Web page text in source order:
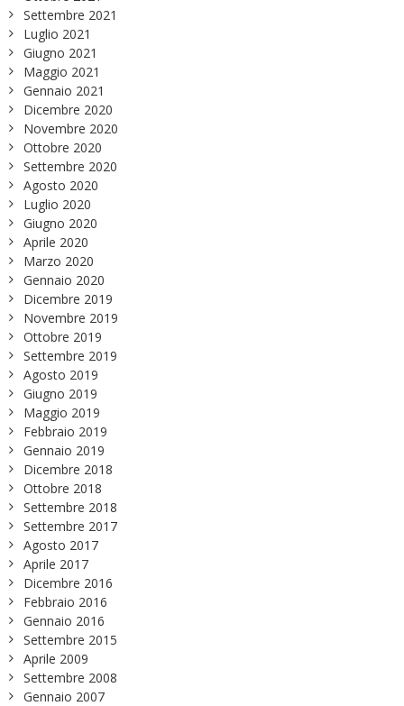
Settembre 2021
Luglio 2021
Giugno 2021
Maggio 2021
Gennaio 2021
Dicembre 2020
Novembre 2020
Ottobre 2020
Settembre 2020
Agosto 2020
Luglio 2020
Giugno 2020
Aprile 2020
Marzo 2020
Gennaio 2020
Dicembre 2019
Novembre 2019
Ottobre 2019
Settembre 2019
Agosto 2019
Giugno 2019
Maggio 2019
Febbraio 2019
Gennaio 2019
Dicembre 2018
Ottobre 2018
Settembre 2018
Settembre 2017
Agosto 2017
Aprile 2017
Dicembre 2016
Febbraio 2016
Gennaio 2016
Settembre 2015
Aprile 2009
Settembre 2008
Gennaio 2007